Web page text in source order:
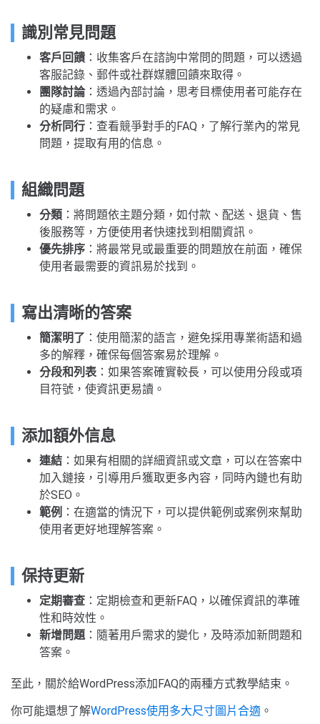
識別常見問題
客戶回饋 ：收集客戶在諮詢中常問的問題，可以透過
客服記錄、郵件或社群媒體回饋來取得。
團隊討論：透過內部討論，思考目標使用者可能存在
的疑慮和需求。
分析同行 ：查看競爭對手的FAQ，了解行業內的常見
問題，提取有用的信息。
組織問題
分類 ：將問題依主題分類，如付款、配送、退貨、售
後服務等，方便使用者快速找到相關資訊。
優先排序 ：將最常見或最重要的問題放在前面，確保
使用者最需要的資訊易於找到。
寫出清晰的答案
簡潔明了 ：使用簡潔的語言，避免採用專業術語和過
多的解釋，確保每個答案易於理解。
分段和列表 ：如果答案確實較長，可以使用分段或項
目符號，使資訊更易讀。
添加額外信息
連結 ：如果有相關的詳細資訊或文章，可以在答案中
加入鏈接，引導用戶獲取更多內容，同時內鏈也有助
於SEO。
範例 ：在適當的情況下，可以提供範例或案例來幫助
使用者更好地理解答案。
保持更新
定期審查 ：定期檢查和更新FAQ，以確保資訊的準確
性和時效性。
新增問題 ：隨著用戶需求的變化，及時添加新問題和
答案。
至此，關於給WordPress添加FAQ的兩種方式教學結束。
你可能還想了解WordPress使用多大尺寸圖片合適 。